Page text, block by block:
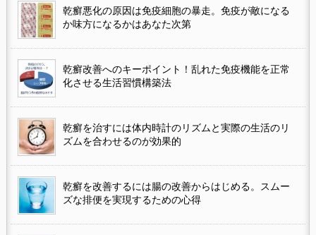
乾癬悪化の原因は免疫細胞の暴走。免疫が敵になる
か味方になるかはあなた次第
乾癬改善へのキーポイント！乱れた免疫機能を正常
化させる生活習慣構築法
乾癬を治すには体内時計のリズムと実際の生活のリ
ズムを合わせるのが効果的
乾癬を改善するには腸の改善からはじめる。スムー
ズな排便を実現するための心得